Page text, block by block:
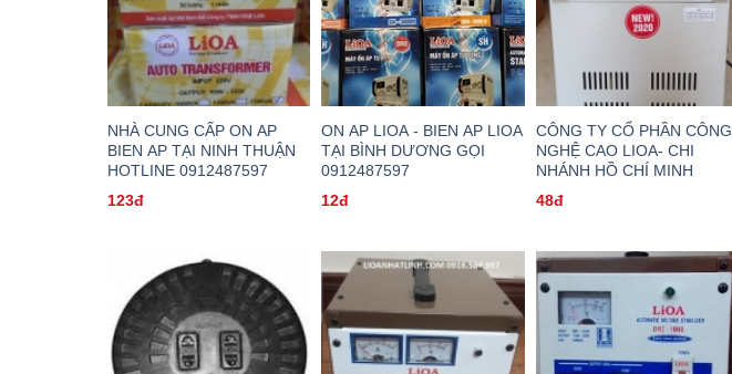
NHÀ CUNG CẤP ON AP
BIEN AP TẠI NINH THUẬN
HOTLINE 0912487597
123đ
ON AP LIOA - BIEN AP LIOA
TẠI BÌNH DƯƠNG GỌI
0912487597
12đ
CÔNG TY CỔ PHẦN CÔNG
NGHỆ CAO LIOA- CHI
NHÁNH HỒ CHÍ MINH
48đ